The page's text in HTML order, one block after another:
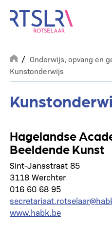
naar
inhoud
gaan
Breadcrumb
Onderwijs, opvang en
Kunstonderwijs
Hagelandse
Beeldende Kunst
Sint-Jansstraat 85
3118 Werchter
016 60 68 95
www.habk.be